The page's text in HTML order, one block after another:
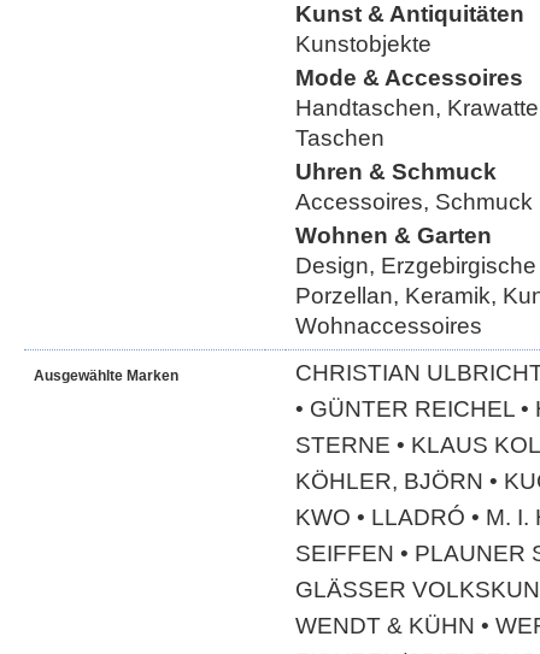
Kunst & Antiquitäten
Kunstobjekte
Mode & Accessoires
Handtaschen,
Taschen
Uhren & Schmuck
Accessoires, Schmuck
Wohnen & Garten
Design,
Porzellan, Keramik,
Wohnaccessoires
Ausgewählte Marken
CHRISTIAN
• GÜNTER REICHEL
STERNE • KLAUS
KÖHLER, BJÖRN •
KWO • LLADRÓ • M.
SEIFFEN • PLAUNER
GLÄSSER
WENDT & KÜHN •